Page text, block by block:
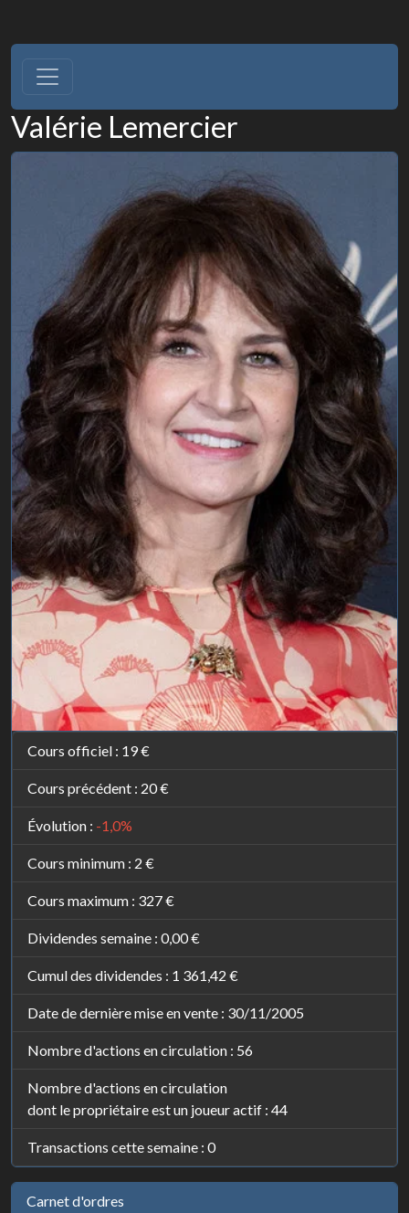
Valérie Lemercier
Cours officiel : 19 €
Cours précédent : 20 €
Évolution : -1,0%
Cours minimum : 2 €
Cours maximum : 327 €
Dividendes semaine : 0,00 €
Cumul des dividendes : 1 361,42 €
Date de dernière mise en vente : 30/11/2005
Nombre d'actions en circulation : 56
Nombre d'actions en circulation
dont le propriétaire est un joueur actif : 44
Transactions cette semaine : 0
Carnet d'ordres